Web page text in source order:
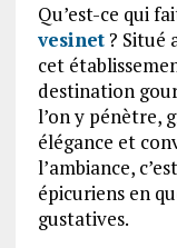
Qu’est-ce qui
vesinet? Situé
cet
destination
l’on y pénètre,
élégance et
l’ambiance,
épicuriens en
gustatives.